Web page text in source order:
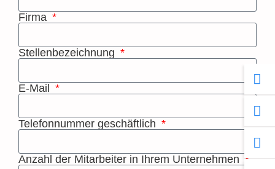
Firma
Stellenbezeichnung
E-Mail
Telefonnummer geschäftlich
Anzahl der Mitarbeiter in Ihrem Unternehmen